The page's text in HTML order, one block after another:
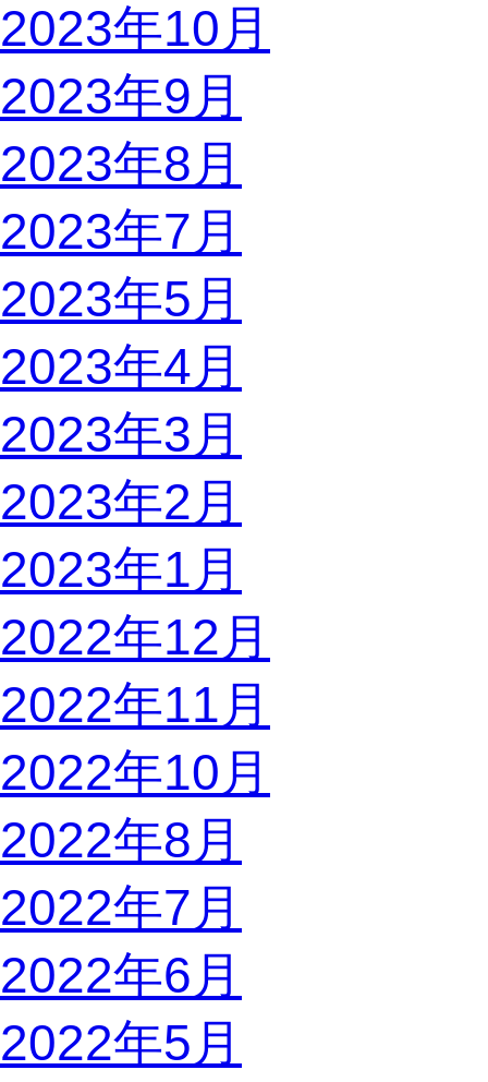
2023年10月
2023年9月
2023年8月
2023年7月
2023年5月
2023年4月
2023年3月
2023年2月
2023年1月
2022年12月
2022年11月
2022年10月
2022年8月
2022年7月
2022年6月
2022年5月